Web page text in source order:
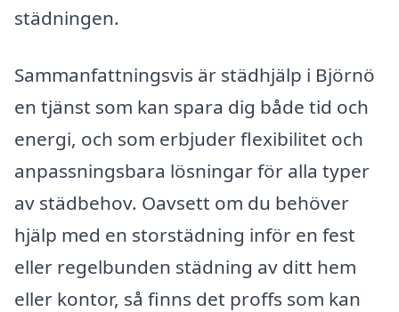
städningen.
Sammanfattningsvis är städhjälp i Björnö
en tjänst som kan spara dig både tid och
energi, och som erbjuder flexibilitet och
anpassningsbara lösningar för alla typer
av städbehov. Oavsett om du behöver
hjälp med en storstädning inför en fest
eller regelbunden städning av ditt hem
eller kontor, så finns det proffs som kan